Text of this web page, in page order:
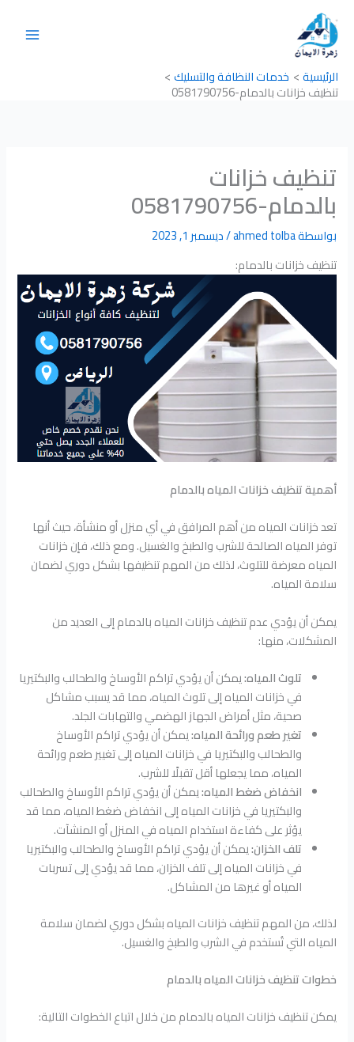
المحتوى
الرئيسية
خدمات النظافة والتسليك
تنظيف خزانات بالدمام-0581790756
تنظيف خزانات
بالدمام-0581790756
بواسطةahmed tolba
/ديسمبر 1, 2023
تنظيف خزانات بالدمام:
أهمية تنظيف خزانات المياه بالدمام
تعد خزانات المياه من أهم المرافق في أي منزل أو منشأة، حيث أنها
توفر المياه الصالحة للشرب والطبخ والغسيل. ومع ذلك، فإن خزانات
المياه معرضة للتلوث، لذلك من المهم تنظيفها بشكل دوري لضمان
سلامة المياه.
يمكن أن يؤدي عدم تنظيف خزانات المياه بالدمام إلى العديد من
المشكلات، منها:
تلوث المياه:يمكن أن يؤدي تراكم الأوساخ والطحالب والبكتيريا
في خزانات المياه إلى تلوث المياه، مما قد يسبب مشاكل
صحية، مثل أمراض الجهاز الهضمي والتهابات الجلد.
تغير طعم ورائحة المياه:يمكن أن يؤدي تراكم الأوساخ
والطحالب والبكتيريا في خزانات المياه إلى تغيير طعم ورائحة
المياه، مما يجعلها أقل تقبلًا للشرب.
انخفاض ضغط المياه:يمكن أن يؤدي تراكم الأوساخ والطحالب
والبكتيريا في خزانات المياه إلى انخفاض ضغط المياه، مما قد
يؤثر على كفاءة استخدام المياه في المنزل أو المنشآت.
تلف الخزان:يمكن أن يؤدي تراكم الأوساخ والطحالب والبكتيريا
في خزانات المياه إلى تلف الخزان، مما قد يؤدي إلى تسربات
المياه أو غيرها من المشاكل.
لذلك، من المهم تنظيف خزانات المياه بشكل دوري لضمان سلامة
المياه التي تُستخدم في الشرب والطبخ والغسيل.
خطوات تنظيف خزانات المياه بالدمام
يمكن تنظيف خزانات المياه بالدمام من خلال اتباع الخطوات التالية: